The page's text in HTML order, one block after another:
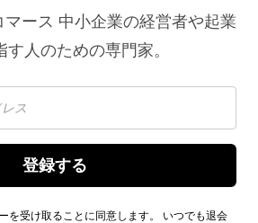
マース 中小企業の経営者や起業
す人のための専門家。
を受け取ることに同意します。 いつでも退会